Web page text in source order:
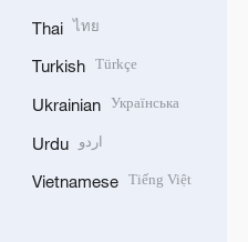
Thai ไทย
Turkish Türkçe
Ukrainian Українська
Urdu اردو
Vietnamese Tiếng Việt